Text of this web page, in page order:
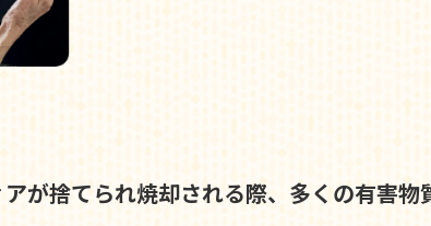
が捨てられ焼却される際、 多くの有害物